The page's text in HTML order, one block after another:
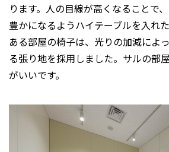
ります。人の目線が高くなることで
豊かになるようハイテーブルを入れた
ある部屋の椅子は、光りの加減によ
る張り地を採用しました。サルの部
がいいです。